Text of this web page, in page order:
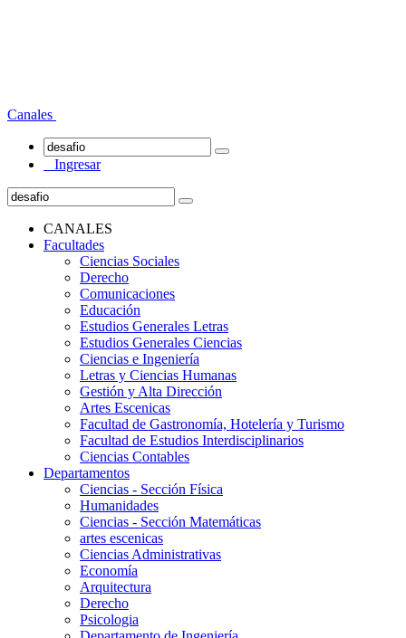
Canales
Ingresar
CANALES
Facultades
Ciencias Sociales
Derecho
Comunicaciones
Educación
Estudios Generales Letras
Estudios Generales Ciencias
Ciencias e Ingeniería
Letras y Ciencias Humanas
Gestión y Alta Dirección
Artes Escenicas
Facultad de Gastronomía, Hotelería y Turismo
Facultad de Estudios Interdisciplinarios
Ciencias Contables
Departamentos
Ciencias - Sección Física
Humanidades
Ciencias - Sección Matemáticas
artes escenicas
Ciencias Administrativas
Economía
Arquitectura
Derecho
Psicologia